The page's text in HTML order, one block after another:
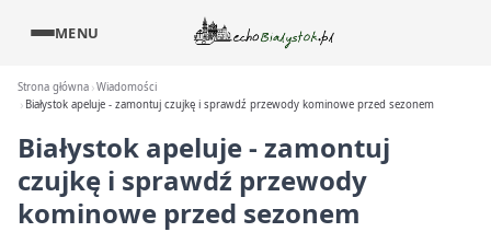
MENU
Strona główna Wiadomości
Białystok apeluje - zamontuj czujkę i sprawdź przewody kominowe przed sezonem
Białystok apeluje - zamontuj
czujkę i sprawdź przewody
kominowe przed sezonem